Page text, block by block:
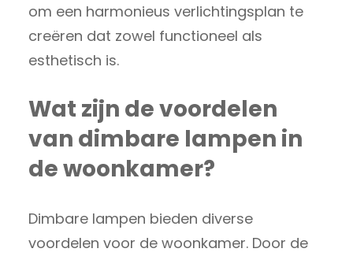
om een harmonieus verlichtingsplan te
creëren dat zowel functioneel als
esthetisch is.
Wat zijn de voordelen
van dimbare lampen in
de woonkamer?
Dimbare lampen bieden diverse
voordelen voor de woonkamer. Door de